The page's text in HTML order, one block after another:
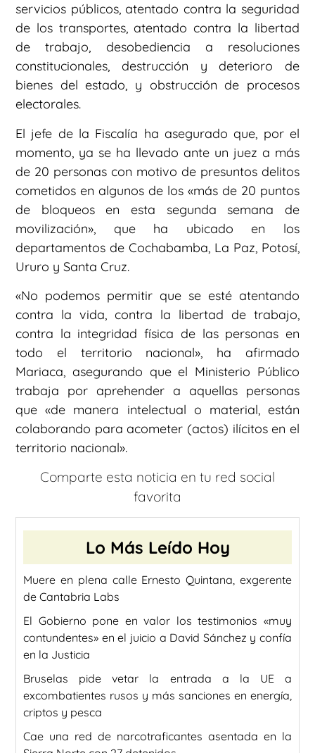
servicios públicos, atentado contra la seguridad
de los transportes, atentado contra la libertad
de trabajo, desobediencia a resoluciones
constitucionales, destrucción y deterioro de
bienes del estado, y obstrucción de procesos
electorales.
El jefe de la Fiscalía ha asegurado que, por el
momento, ya se ha llevado ante un juez a más
de 20 personas con motivo de presuntos delitos
cometidos en algunos de los «más de 20 puntos
de bloqueos en esta segunda semana de
movilización», que ha ubicado en los
departamentos de Cochabamba, La Paz, Potosí,
Ururo y Santa Cruz.
«No podemos permitir que se esté atentando
contra la vida, contra la libertad de trabajo,
contra la integridad física de las personas en
todo el territorio nacional», ha afirmado
Mariaca, asegurando que el Ministerio Público
trabaja por aprehender a aquellas personas
que «de manera intelectual o material, están
colaborando para acometer (actos) ilícitos en el
territorio nacional».
Comparte esta noticia en tu red social
favorita
Lo Más Leído Hoy
Muere en plena calle Ernesto Quintana, exgerente
de Cantabria Labs
El Gobierno pone en valor los testimonios «muy
contundentes» en el juicio a David Sánchez y confía
en la Justicia
Bruselas pide vetar la entrada a la UE a
excombatientes rusos y más sanciones en energía,
criptos y pesca
Cae una red de narcotraficantes asentada en la